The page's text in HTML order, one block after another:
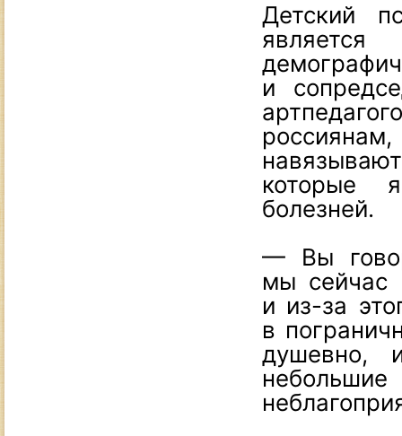
Детский
и
которые
болезней.
— Вы
мы сейчас
и из-за
в
душевно,